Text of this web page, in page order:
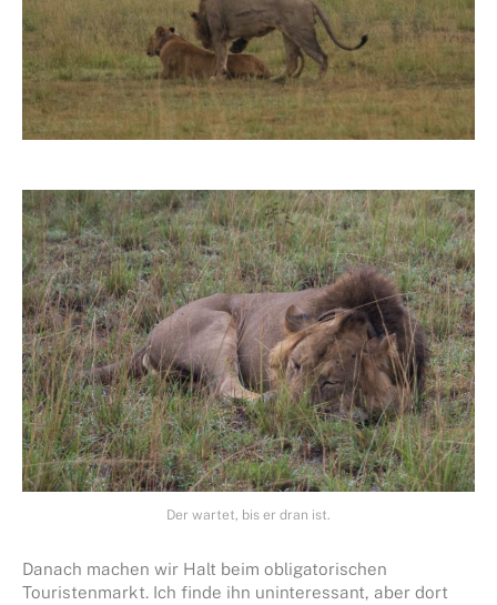
Der wartet, bis er dran ist.
Danach machen wir Halt beim obligatorischen
Touristenmarkt. Ich finde ihn uninteressant, aber dort